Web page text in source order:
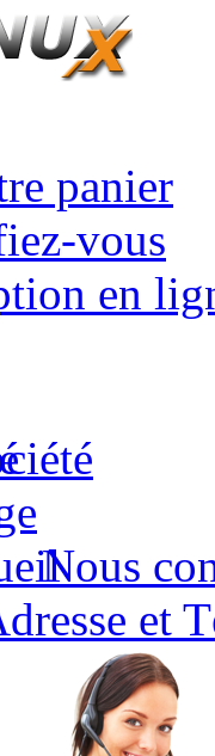
panier
vous
en
Nous
et